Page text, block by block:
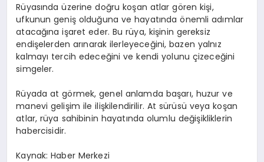
Rüyasında üzerine doğru koşan atlar gören kişi,
ufkunun geniş olduğuna ve hayatında önemli adımlar
atacağına işaret eder. Bu rüya, kişinin gereksiz
endişelerden arınarak ilerleyeceğini, bazen yalnız
kalmayı tercih edeceğini ve kendi yolunu çizeceğini
simgeler.
Rüyada at görmek, genel anlamda başarı, huzur ve
manevi gelişim ile ilişkilendirilir. At sürüsü veya koşan
atlar, rüya sahibinin hayatında olumlu değişikliklerin
habercisidir.
Kaynak: Haber Merkezi